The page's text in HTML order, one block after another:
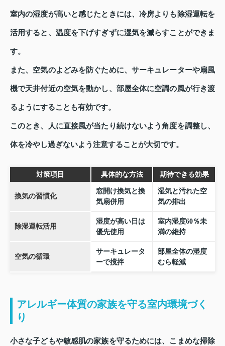
室内の湿度が高いと感じたときには、冷房よりも除湿運転を
活用すると、温度を下げすぎずに湿気を減らすことができま
す。
また、空気のよどみを防ぐために、サーキュレーターや扇風
機で天井付近の空気を動かし、部屋全体に空調の風が行き渡
るようにすることも有効です。
このとき、人に直接風が当たり続けないよう角度を調整し、
体を冷やし過ぎないよう注意することが大切です。
対策項目 具体的な方法 期待できる効果
換気の習慣化
窓開け換気と換
気扇併用
湿気と汚れた空
気の排出
除湿運転活用
湿度が高い日は
優先使用
室内湿度60％未
満の維持
空気の循環
サーキュレータ
ーで撹拌
部屋全体の湿度
むら軽減
アレルギー体質の家族を守る室内環境づく
り
小さな子どもや敏感肌の家族を守るためには、こまめな掃除